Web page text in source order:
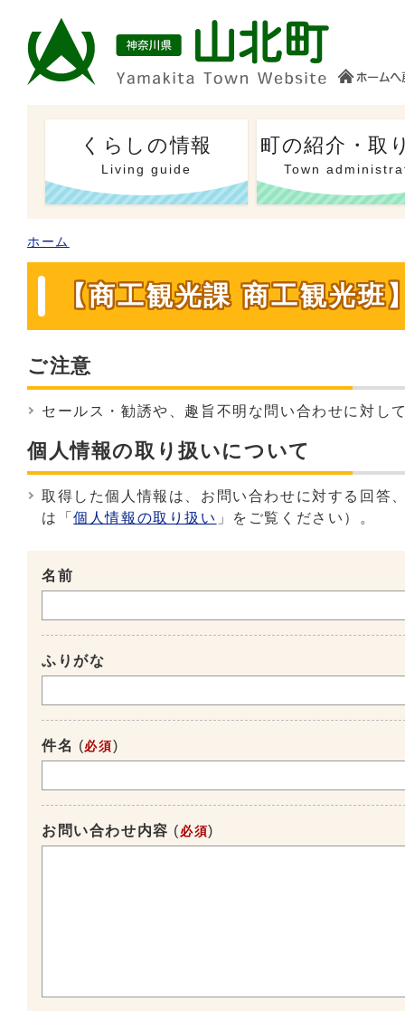
くらしの情報
Living guide
町の紹介・取
Town
ホーム
【商工観光課 商工観光班
ご注意
セールス・勧誘や、趣旨不明な問い合わせに対し
個人情報の取り扱いについて
取得した個人情報は、お問い合わせに対する回答
は「個人情報の取り扱い 」をご覧ください）。
名前
ふりがな
件名 (必須)
お問い合わせ内容 ( 必須)